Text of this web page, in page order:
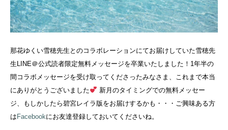
那花ゆくい雪穂先生とのコラボレーションにてお届けしていた雪穂先
生LINE＠公式読者限定無料メッセージを卒業いたしました！1年半の
間コラボメッセージを受け取ってくださったみなさま、これまで本当
にありがとうございました
新月のタイミングでの無料メッセー
ジ、もしかしたら碧宮レイラ版をお届けするかも・・・ご興味ある方
は Facebookにお友達登録しておいてくださいね。